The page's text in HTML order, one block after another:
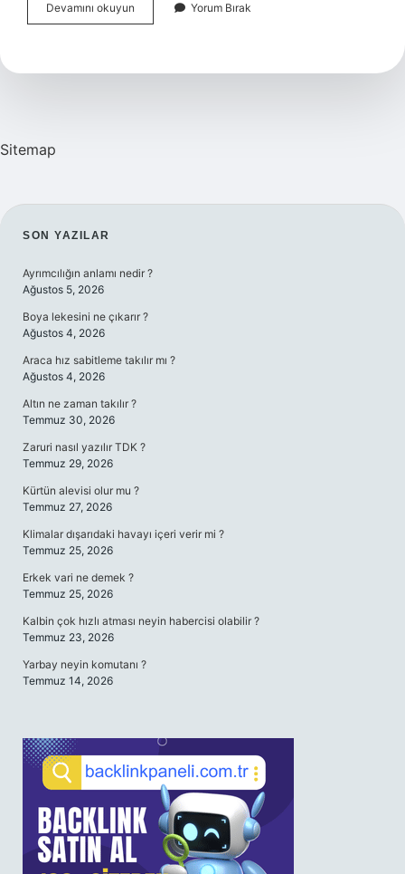
Devamını okuyun
Kaç
Var
Yorum Bırak
Sitemap
SIDEBAR
SON YAZILAR
Ayrımcılığın anlamı nedir ?
Ağustos 5, 2026
Boya lekesini ne çıkarır ?
Ağustos 4, 2026
Araca hız sabitleme takılır mı ?
Ağustos 4, 2026
Altın ne zaman takılır ?
Temmuz 30, 2026
Zaruri nasıl yazılır TDK ?
Temmuz 29, 2026
Kürtün alevisi olur mu ?
Temmuz 27, 2026
Klimalar dışarıdaki havayı içeri verir mi ?
Temmuz 25, 2026
Erkek vari ne demek ?
Temmuz 25, 2026
Kalbin çok hızlı atması neyin habercisi olabilir ?
Temmuz 23, 2026
Yarbay neyin komutanı ?
Temmuz 14, 2026